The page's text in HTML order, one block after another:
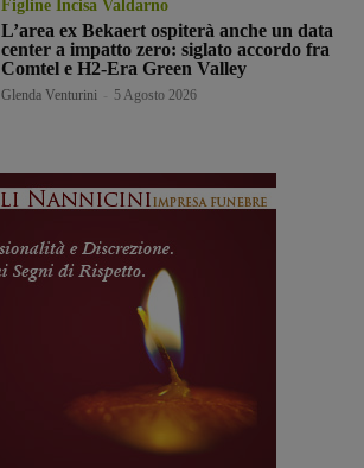
Figline Incisa Valdarno
L’area ex Bekaert ospiterà anche un data
center a impatto zero: siglato accordo fra
Comtel e H2-Era Green Valley
Glenda Venturini 5 Agosto 2026